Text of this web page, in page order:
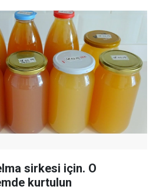
sirkesi için. O
kurtulun